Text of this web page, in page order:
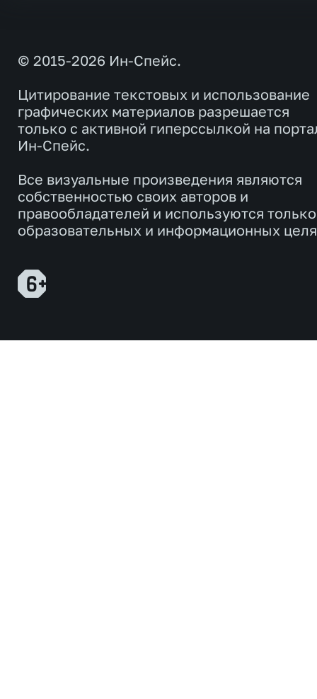
© 2015-2026 Ин-Спейс.
Цитирование текстовых и использование
графических материалов разрешается
только с активной гиперссылкой на
Ин-Спейс.
Все визуальные произведения являются
собственностью своих авторов и
правообладателей и используются
образовательных и информационных